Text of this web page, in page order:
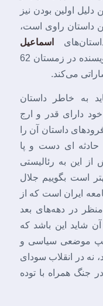
دلیل اولین بودن نیز
داستان راوی است،
اسماعیل
حضور دارد و به عنوان مثال نویسنده در زمستان 62
می‌کند.
به خاطر داستان
دارای قدر و ارج
داستان آن را
حادثه ای دست و پا
این به رئالیستی
است بگوییم جلال
ایران است که از
در دهه‌های بعد
شاید این باشد که
چپ موضعی سیاسی و
نه در انقلاب سودای
جنگ همراه با توده